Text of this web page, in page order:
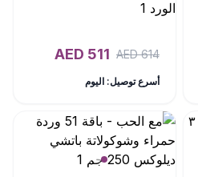
614
AED
511
أسرع توصيل: اليوم